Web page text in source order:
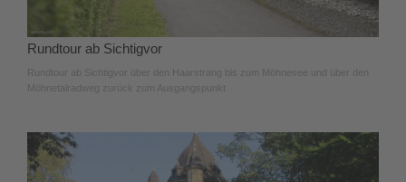
Rundtour ab Sichtigvor
Rundtour ab Sichtigvor über den Haarstrang bis zum Möhnesee und über den
Möhnetalradweg zurück zum Ausgangspunkt